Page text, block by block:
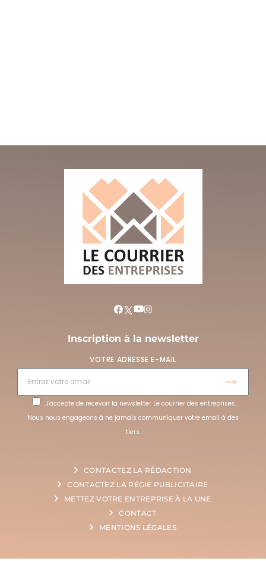
Inscription à la newsletter
VOTRE ADRESSE E-MAIL
J'accepte de recevoir la newsletter Le courrier des entreprises.
Nous nous engageons à ne jamais communiquer votre email à des
tiers.
CONTACTEZ LA RÉDACTION
CONTACTEZ LA RÉGIE PUBLICITAIRE
METTEZ VOTRE ENTREPRISE À LA UNE
CONTACT
MENTIONS LÉGALES